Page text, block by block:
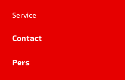
Service
Contact
Pers